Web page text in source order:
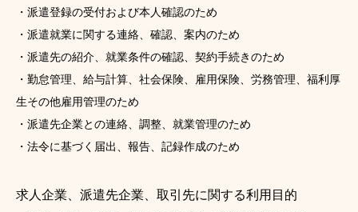
・派遣登録の受付および本人確認のため
・派遣就業に関する連絡、確認、案内のため
・派遣先の紹介、就業条件の確認、契約手続きのため
・勤怠管理、給与計算、社会保険、雇用保険、労務管理、福利厚
生その他雇用管理のため
・派遣先企業との連絡、調整、就業管理のため
・法令に基づく届出、報告、記録作成のため
求人企業、派遣先企業、取引先に関する利用目的